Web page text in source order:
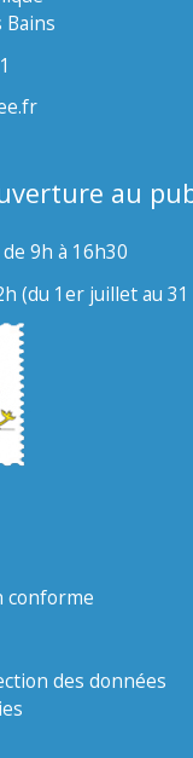
Bains
au
9h à 16h30
(du 1er juillet au
conforme
des données